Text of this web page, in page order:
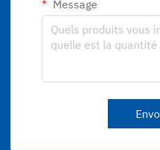
Message